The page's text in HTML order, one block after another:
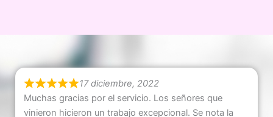
17 diciembre, 2022
Muchas gracias por el servicio. Los señores que
vinieron hicieron un trabajo excepcional. Se nota la